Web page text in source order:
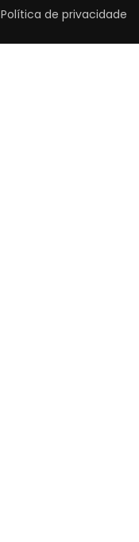
Política de privacidade